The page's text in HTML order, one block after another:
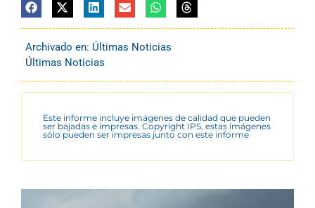
Archivado en: Últimas Noticias
Últimas Noticias
Este informe incluye imágenes de calidad que pueden
ser bajadas e impresas. Copyright IPS, estas imágenes
sólo pueden ser impresas junto con este informe